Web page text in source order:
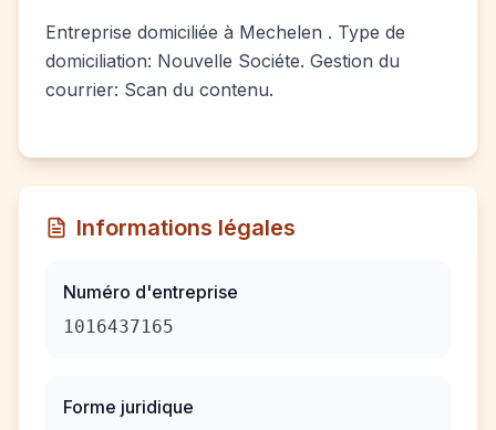
Entreprise domiciliée à Mechelen . Type de
domiciliation: Nouvelle Sociéte. Gestion du
courrier: Scan du contenu.
Informations légales
Numéro d'entreprise
1016437165
Forme juridique